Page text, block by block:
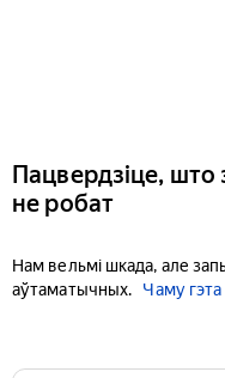
Пацвердзіце, што
не робат
Нам вельмі шкада, але
аўтаматычных.
Чаму